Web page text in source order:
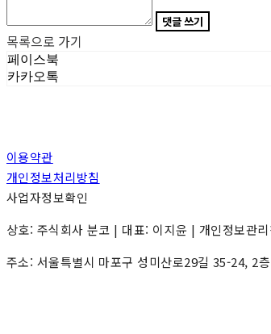
댓글 쓰기
목록으로 가기
페이스북
카카오톡
이용약관
개인정보처리방침
사업자정보확인
상호: 주식회사 분코 | 대표: 이지윤 | 개인정보
주소: 서울특별시 마포구 성미산로29길 35-24, 2